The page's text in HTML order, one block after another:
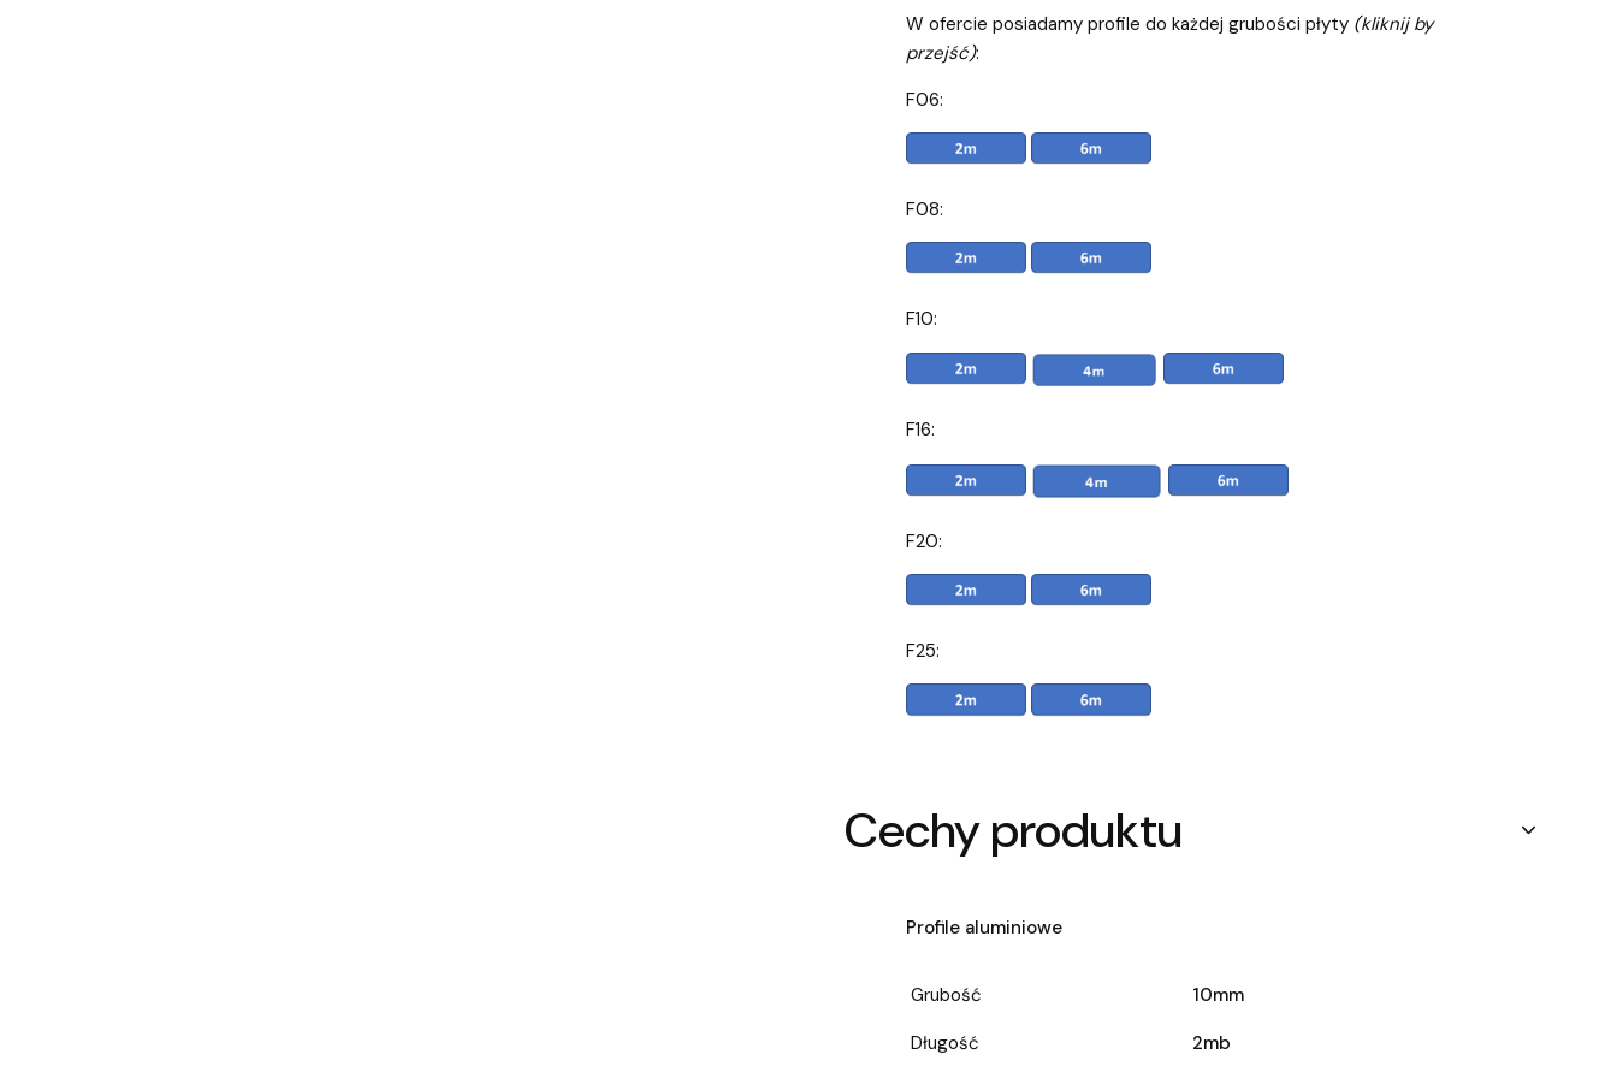
W ofercie posiadamy profile do każdej grubości płyty (kliknij by
przejść):
F06:
F08:
F10:
F16:
F20:
F25:
Cechy produktu
Profile aluminiowe
Grubość
10mm
Długość
2mb